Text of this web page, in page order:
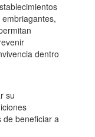
dentro
su
de beneficiar a